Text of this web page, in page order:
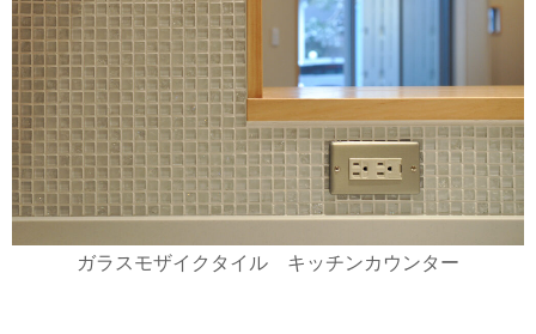
ガラスモザイクタイル キッチンカウンター